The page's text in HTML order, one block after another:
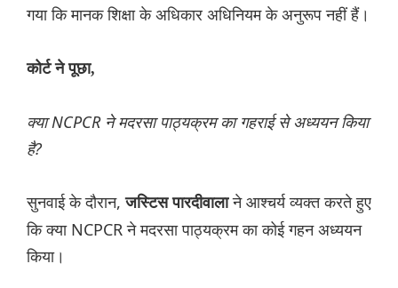
गया कि मानक शिक्षा के अधिकार अधिनियम के अनुरूप नहीं हैं।
कोर्ट ने पूछा,
क्या NCPCR ने मदरसा पाठ्यक्रम का गहराई से अध्ययन किया
है?
सुनवाई के दौरान,जस्टिस पारदीवालाने आश्चर्य व्यक्त करते हुए
कि क्या NCPCR ने मदरसा पाठ्यक्रम का कोई गहन अध्ययन
किया।